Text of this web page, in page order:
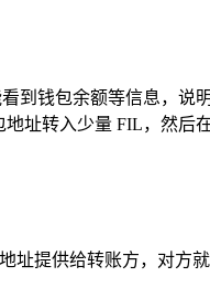
到钱包余额等信息，说
址转入少量 FIL，然后
址提供给转账方，对方